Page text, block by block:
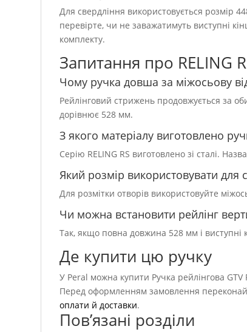
Для свердління використовується розмір
перевірте, чи не заважатимуть виступні
комплекту.
Запитання про RELING
Чому ручка довша за міжосьову
Рейлінговий стрижень продовжується за
дорівнює 528 мм.
З якого матеріалу виготовлено
Серію RELING RS виготовлено зі сталі.
Який розмір використовувати для
Для розмітки отворів використовуйте
Чи можна встановити рейлінг
Так, якщо повна довжина 528 мм і виступні
Де купити цю ручку
У Peral можна купити Ручка рейлінгова
Перед оформленням замовлення
оплати й доставки.
Пов’язані розділи